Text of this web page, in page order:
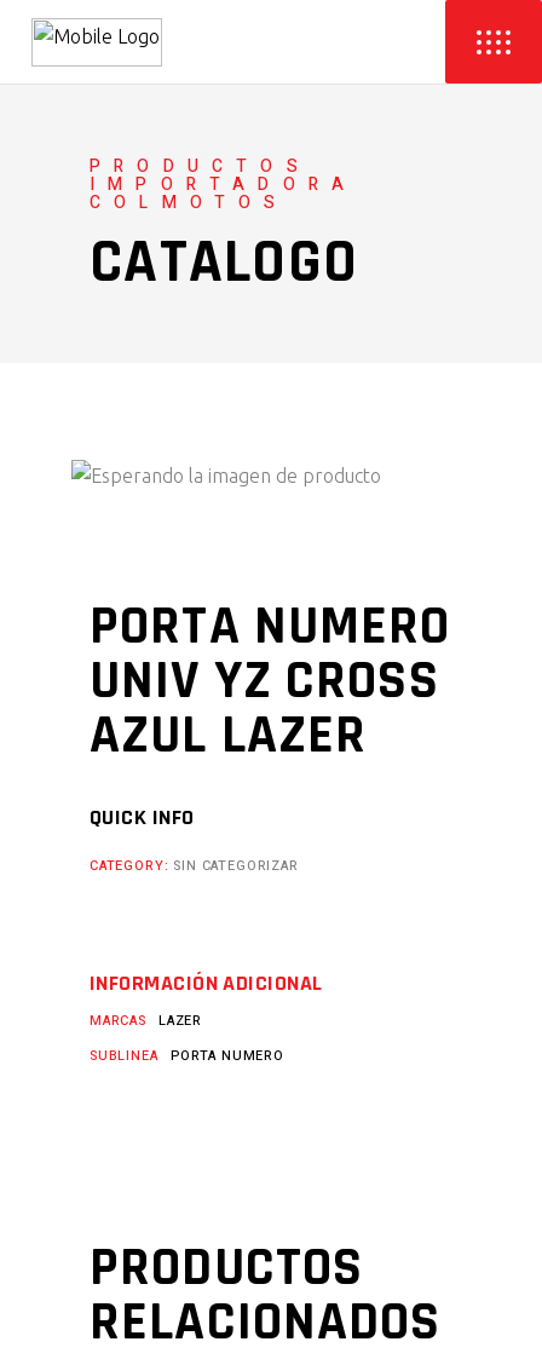
PRODUCTOS
IMPORTADORA
COLMOTOS
CATALOGO
PORTA NUMERO
UNIV YZ CROSS
AZUL LAZER
QUICK INFO
CATEGORY: SIN CATEGORIZAR
INFORMACIÓN ADICIONAL
MARCAS
LAZER
SUBLINEA
PORTA NUMERO
PRODUCTOS
RELACIONADOS